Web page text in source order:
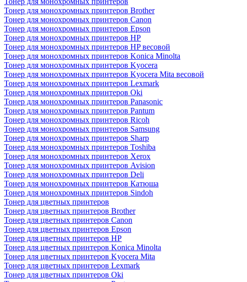
Тонер для монохромных принтеров Brother
Тонер для монохромных принтеров Canon
Тонер для монохромных принтеров Epson
Тонер для монохромных принтеров HP
Тонер для монохромных принтеров HP весовой
Тонер для монохромных принтеров Konica Minolta
Тонер для монохромных принтеров Kyocera
Тонер для монохромных принтеров Kyocera Mita весовой
Тонер для монохромных принтеров Lexmark
Тонер для монохромных принтеров Oki
Тонер для монохромных принтеров Panasonic
Тонер для монохромных принтеров Pantum
Тонер для монохромных принтеров Ricoh
Тонер для монохромных принтеров Samsung
Тонер для монохромных принтеров Sharp
Тонер для монохромных принтеров Toshiba
Тонер для монохромных принтеров Xerox
Тонер для монохромных принтеров Avision
Тонер для монохромных принтеров Deli
Тонер для монохромных принтеров Катюша
Тонер для монохромных принтеров Sindoh
Тонер для цветных принтеров
Тонер для цветных принтеров Brother
Тонер для цветных принтеров Canon
Тонер для цветных принтеров Epson
Тонер для цветных принтеров HP
Тонер для цветных принтеров Konica Minolta
Тонер для цветных принтеров Kyocera Mita
Тонер для цветных принтеров Lexmark
Тонер для цветных принтеров Oki